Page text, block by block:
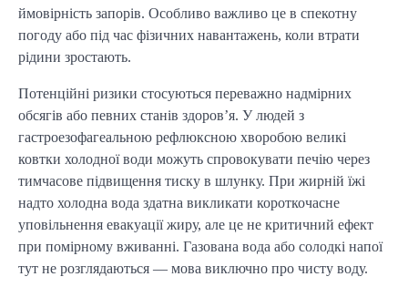
ймовірність запорів. Особливо важливо це в спекотну
погоду або під час фізичних навантажень, коли втрати
рідини зростають.
Потенційні ризики стосуються переважно надмірних
обсягів або певних станів здоров’я. У людей з
гастроезофагеальною рефлюксною хворобою великі
ковтки холодної води можуть спровокувати печію через
тимчасове підвищення тиску в шлунку. При жирній їжі
надто холодна вода здатна викликати короткочасне
уповільнення евакуації жиру, але це не критичний ефект
при помірному вживанні. Газована вода або солодкі напої
тут не розглядаються — мова виключно про чисту воду.